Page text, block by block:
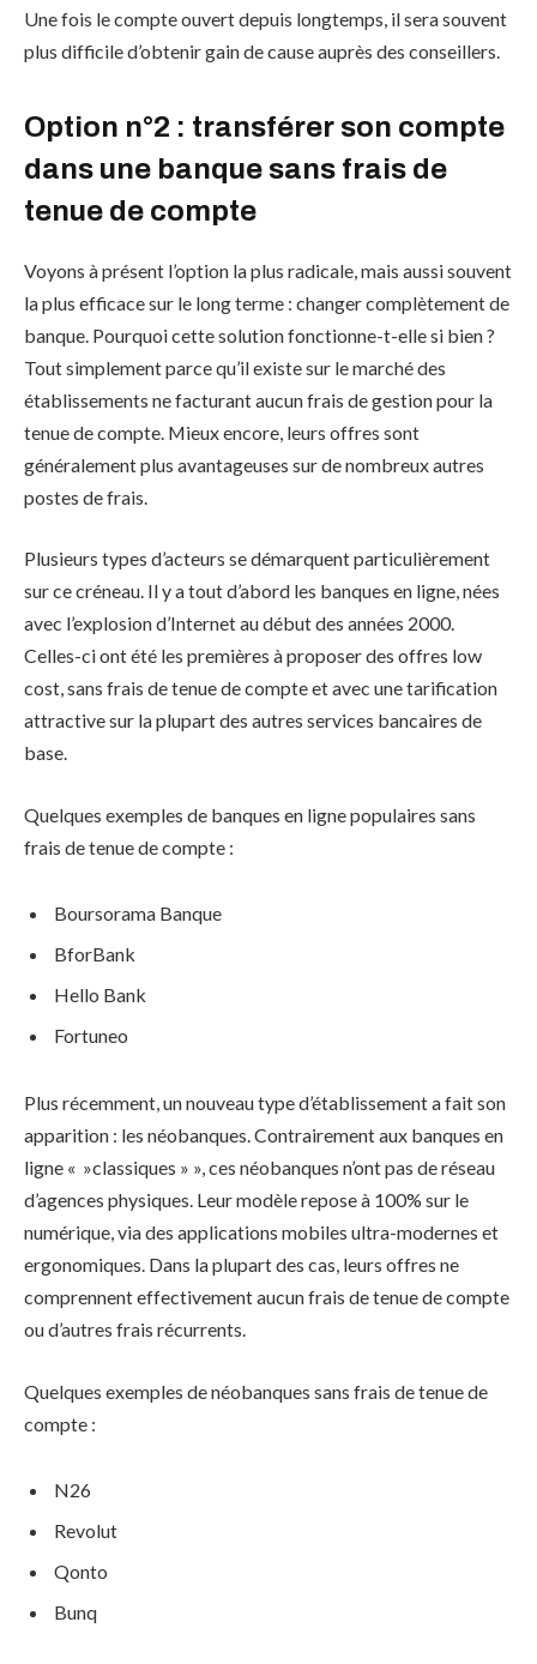
Une fois le compte ouvert depuis longtemps, il sera souvent
plus difficile d’obtenir gain de cause auprès des conseillers.
Option n°2 : transférer son compte
dans une banque sans frais de
tenue de compte
Voyons à présent l’option la plus radicale, mais aussi souvent
la plus efficace sur le long terme : changer complètement de
banque. Pourquoi cette solution fonctionne-t-elle si bien ?
Tout simplement parce qu’il existe sur le marché des
établissements ne facturant aucun frais de gestion pour la
tenue de compte. Mieux encore, leurs offres sont
généralement plus avantageuses sur de nombreux autres
postes de frais.
Plusieurs types d’acteurs se démarquent particulièrement
sur ce créneau. Il y a tout d’abord les banques en ligne, nées
avec l’explosion d’Internet au début des années 2000.
Celles-ci ont été les premières à proposer des offres low
cost, sans frais de tenue de compte et avec une tarification
attractive sur la plupart des autres services bancaires de
base.
Quelques exemples de banques en ligne populaires sans
frais de tenue de compte :
Boursorama Banque
BforBank
Hello Bank
Fortuneo
Plus récemment, un nouveau type d’établissement a fait son
apparition : les néobanques. Contrairement aux banques en
ligne « »classiques » », ces néobanques n’ont pas de réseau
d’agences physiques. Leur modèle repose à 100% sur le
numérique, via des applications mobiles ultra-modernes et
ergonomiques. Dans la plupart des cas, leurs offres ne
comprennent effectivement aucun frais de tenue de compte
ou d’autres frais récurrents.
Quelques exemples de néobanques sans frais de tenue de
compte :
N26
Revolut
Qonto
Bunq